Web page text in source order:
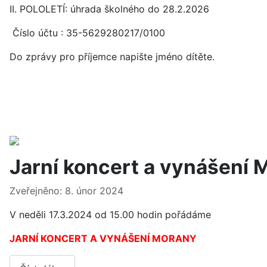
II. POLOLETÍ: úhrada školného do 28.2.2026
Číslo účtu : 35-5629280217/0100
Do zprávy pro příjemce napište jméno dítěte.
Jarní koncert a vynášení
Základní údaje
Zveřejněno: 8. únor 2024
V neděli 17.3.2024 od 15.00 hodin pořádáme
JARNÍ KONCERT A VYNÁŠENÍ MORANY